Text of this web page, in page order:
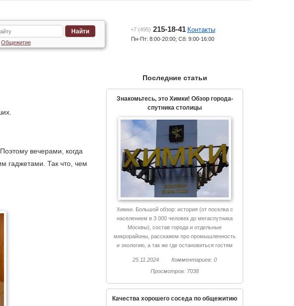
Найти
Общежитие
+7 (495) 215-18-41 Контакты
Пн-Пт: 8:00-20:00; Сб: 9:00-16:00
вечерами, когда
гаджетами. Так что, чем
Последние статьи
Знакомьтесь, это Химки! Обзор города-
спутника столицы
Химки. Большой обзор: история (от поселка с
населением в 3 000 человек до мегаспутника
Москвы), состав города и отдельные
микрорайоны, расскажем про промышленность
и экологию, а так же где остановиться гостям
25.11.2024
Комментариев: 0
Просмотров: 7038
Качества хорошего соседа по общежитию